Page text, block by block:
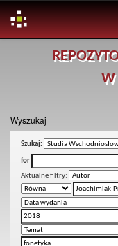
W
Wyszukaj
Szukaj:
for
Aktualne filtry: